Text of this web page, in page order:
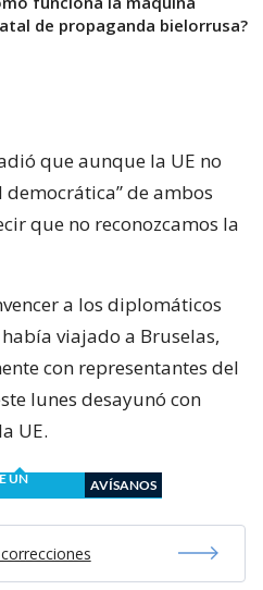
de propaganda bielorrusa?
que aunque la UE no
de ambos
que no reconozcamos la
a los diplomáticos
viajado a Bruselas,
con representantes del
lunes desayunó con
UE.
UN
AVÍSANOS